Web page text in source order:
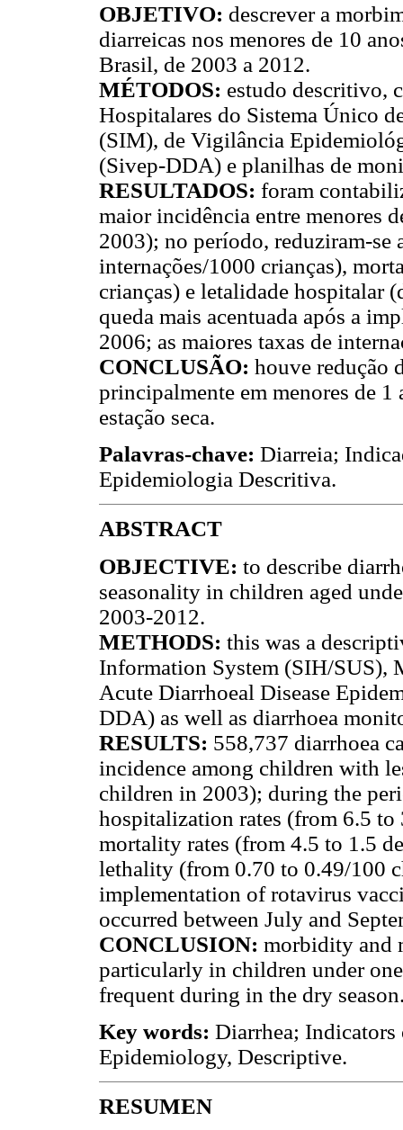
OBJETIVO: descrever a
diarreicas nos menores de 10
Brasil, de 2003 a 2012.
MÉTODOS: estudo descritivo,
Hospitalares do Sistema Único
(SIM), de Vigilância
(Sivep-DDA) e planilhas de
RESULTADOS: foram
maior incidência entre menores
2003); no período, reduziram-se
internações/1000 crianças),
crianças) e letalidade hospitalar
queda mais acentuada após a
2006; as maiores taxas de
CONCLUSÃO: houve redução
principalmente em menores de
estação seca.
Palavras-chave: Diarreia;
Epidemiologia Descritiva.
ABSTRACT
OBJECTIVE: to describe
seasonality in children aged
2003-2012.
METHODS: this was a
Information System (SIH/
Acute Diarrhoeal Disease
DDA) as well as diarrhoea
RESULTS: 558,737 diarrhoea
incidence among children with
children in 2003); during the
hospitalization rates (from 6.5
mortality rates (from 4.5 to 1.5
lethality (from 0.70 to 0.49/100
implementation of rotavirus
occurred between July and
CONCLUSION: morbidity and
particularly in children under
frequent during in the dry
Key words: Diarrhea;
Epidemiology, Descriptive.
RESUMEN